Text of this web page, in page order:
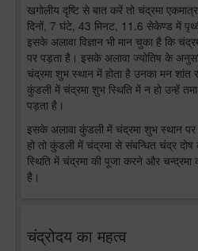
खगोलीय दृष्टि से बात करें तो चंद्रमा
दिनों, 7 घंटे, 43 मिनट, 11.6 सेकेण्ड में
इसके अलावा विज्ञान भी मान चुका है कि
पर पड़ता है। इसके अलावा ज्योतिष के
चंद्रमा शुभ स्थान में होता है उनका मन शांत
कुंडली में चंद्रमा शुभ स्थिति में न हो उन्हें
पड़ता है।
इसके अलावा कुंडली में चंद्रमा शुभ स्थान
हो तो कुंडली में चंद्रमा से संबन्धित चंद्र दोष
स्थिति में चंद्रमा की पूजा करने और चन्द्रमा
है।
चंद्रोदय का महत्व